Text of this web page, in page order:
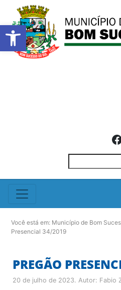
Barra de
Você está em: Município de Bom
Presencial 34/2019
PREGÃO
20 de julho de 2023. Autor: Fabio